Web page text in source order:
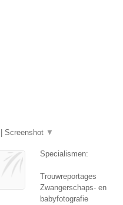
Screenshot ▼
Specialismen:
Trouwreportages
Zwangerschaps- en
babyfotografie